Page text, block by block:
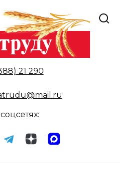
21 290